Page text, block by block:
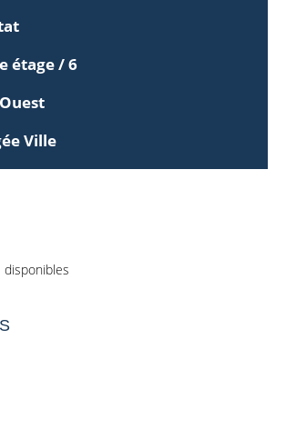
étage / 6
Ouest
Ville
disponibles